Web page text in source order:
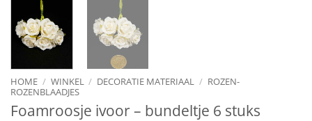
HOME / WINKEL / DECORATIE MATERIAAL / ROZEN-
ROZENBLAADJES
Foamroosje ivoor – bundeltje 6 stuks